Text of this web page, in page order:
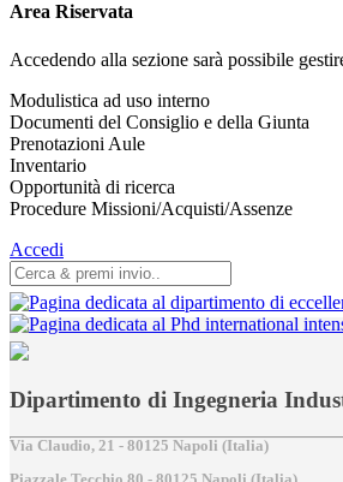
Area Riservata
Accedendo alla sezione sarà possibile
Modulistica ad uso interno
Documenti del Consiglio e della Giunta
Prenotazioni Aule
Inventario
Opportunità di ricerca
Procedure Missioni/Acquisti/Assenze
Accedi
Dipartimento di Ingegneria
Via Claudio, 21 - 80125 Napoli (Italia)